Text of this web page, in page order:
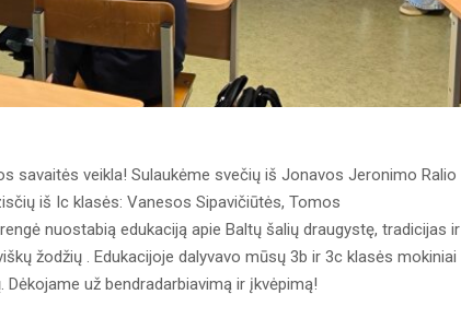
savaitės veikla! Sulaukėme svečių iš Jonavos Jeronimo Ralio
iš Ic klasės: Vanesos Sipavičiūtės, Tomos
nuostabią edukaciją apie Baltų šalių draugystę, tradicijas ir
žodžių . Edukacijoje dalyvavo mūsų 3b ir 3c klasės mokiniai
už bendradarbiavimą ir įkvėpimą!